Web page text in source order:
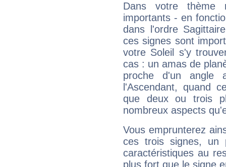
Dans votre thème
importants - en
dans l'ordre
ces signes sont
votre Soleil s'y
cas : un amas de
proche d'un
l'Ascendant, quand
que deux ou trois
nombreux aspects
Vous emprunterez
ces trois signes, un
caractéristiques au
plus fort que le signe